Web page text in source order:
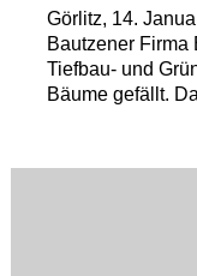
Görlitz, 14.
Bautzener Firma
Tiefbau- und
Bäume gefällt.